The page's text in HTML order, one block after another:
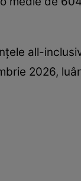
all-
2026,